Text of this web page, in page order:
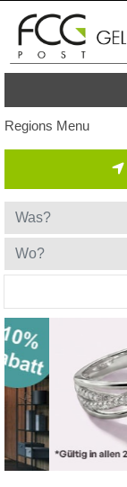
Regions Menu